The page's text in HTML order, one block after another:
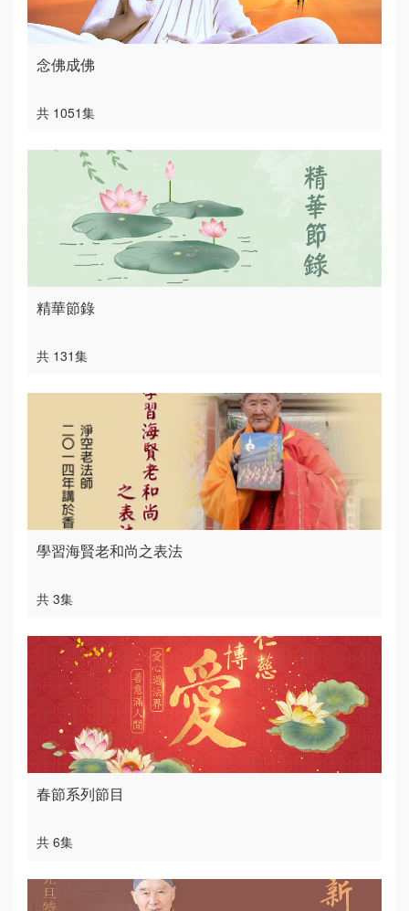
念佛成佛
共 1051集
精華節錄
共 131集
學習海賢老和尚之表法
共 3集
春節系列節目
共 6集